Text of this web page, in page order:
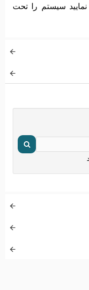
سیستم را تحت